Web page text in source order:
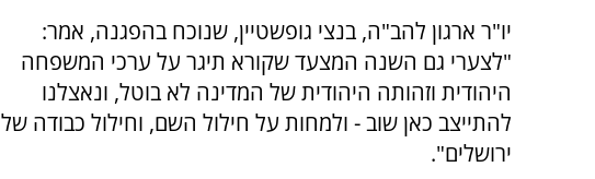
יו"ר ארגון להב"ה, בנצי גופשטיין, שנוכח בהפגנה, אמר:
"לצערי גם השנה המצעד שקורא תיגר על ערכי המשפחה
היהודית וזהותה היהודית של המדינה לא בוטל, ונאצלנו
להתייצב כאן שוב - ולמחות על חילול השם, וחילול כבודה של
ירושלים".